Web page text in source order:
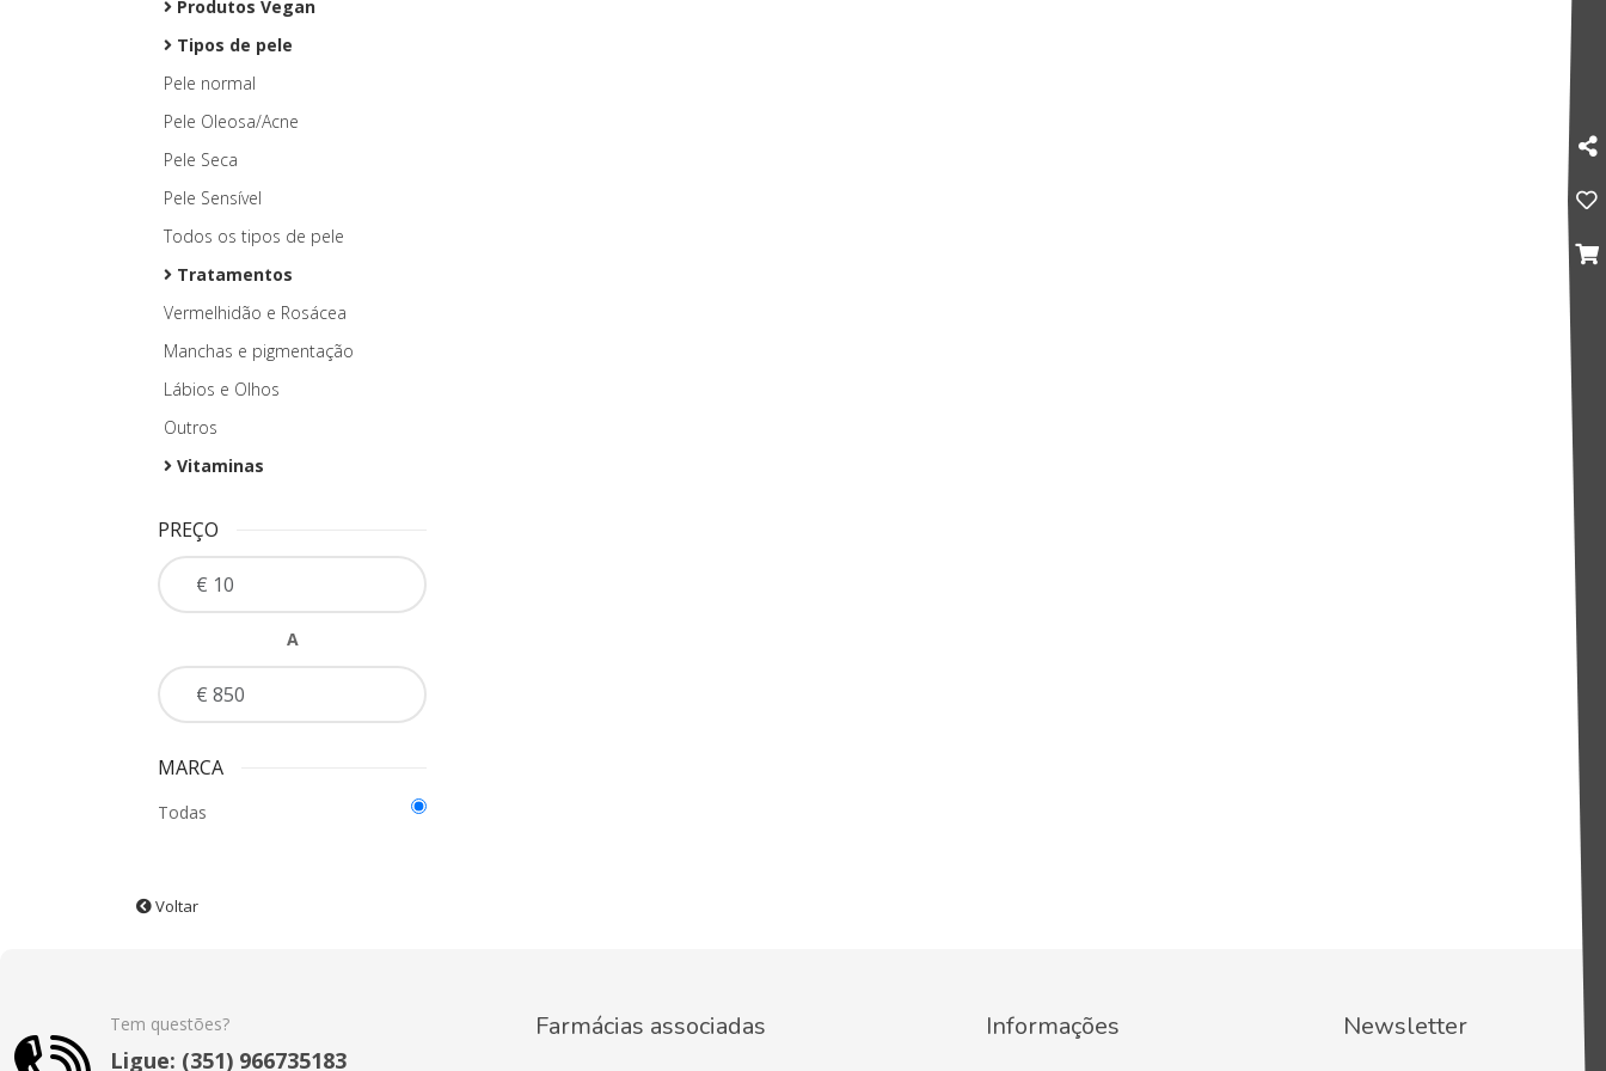
Produtos Vegan
Tipos de pele
Pele normal
Pele Oleosa/Acne
Pele Seca
Pele Sensível
Todos os tipos de pele
Tratamentos
Vermelhidão e Rosácea
Manchas e pigmentação
Lábios e Olhos
Outros
Vitaminas
PREÇO
A
MARCA
Todas
Voltar
Tem questões?
Ligue: (351) 966735183
Farmácias associadas Informações Newsletter